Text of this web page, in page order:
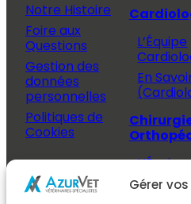
Gérer
Notre Histoire
Foire aux
Questions
Gestion des
données
personnelles
Politiques de
Cookies
Propriétaire
L’Équipe
En
L’Équipe